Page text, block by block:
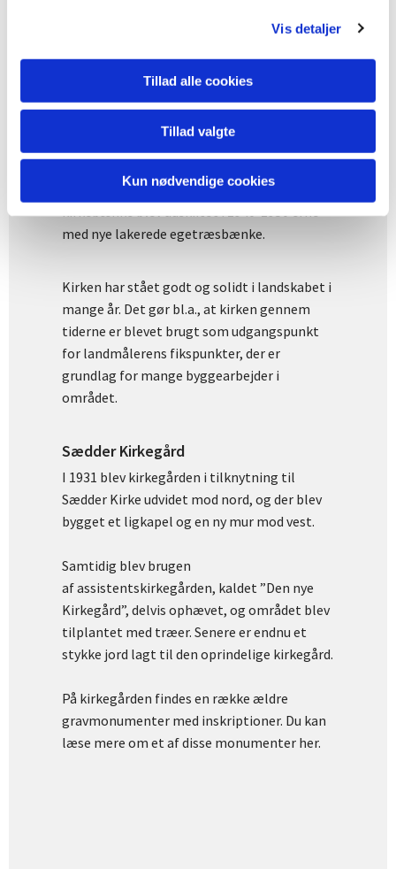
Vis detaljer
Tillad alle cookies
Tillad valgte
Kun nødvendige cookies
Menighedsrådet valgte i 2008 at renovere
kirkerummet ved at bemale kirkebænkene i
de farver Nationalmuseet fandt under
altertavlens senere bemaling, da den blev
renoveret i 2006. Disse farver må forventes
disse farver. Kirkerummets originale
kirkebænke blev udskiftet i 1940-1950’erne
med nye lakerede egetræsbænke.
Kirken har stået godt og solidt i landskabet i
mange år. Det gør bl.a., at kirken gennem
tiderne er blevet brugt som udgangspunkt
for landmålerens fikspunkter, der er
grundlag for mange byggearbejder i
området.
Sædder Kirkegård
I 1931 blev kirkegården i tilknytning til
Sædder Kirke udvidet mod nord, og der blev
bygget et ligkapel og en ny mur mod vest.
Samtidig blev brugen
af assistentskirkegården, kaldet ”Den nye
Kirkegård”, delvis ophævet, og området blev
tilplantet med træer. Senere er endnu et
stykke jord lagt til den oprindelige kirkegård.
På kirkegården findes en række ældre
gravmonumenter med inskriptioner. Du kan
læse mere om et af disse monumenter her.